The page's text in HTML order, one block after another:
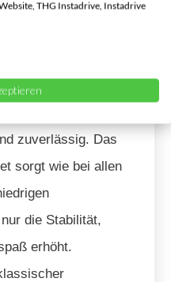
Cyberster ist auf
seiner
Rennstrecken
zuverlässig. Das
sorgt wie bei allen
die Stabilität,
erhöht.
THG Instadrive, Instadrive